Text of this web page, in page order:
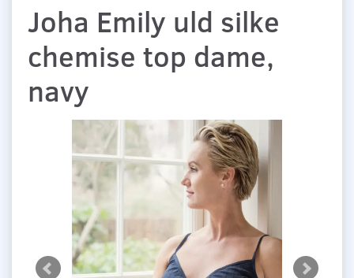
Joha Emily uld silke
chemise top dame,
navy